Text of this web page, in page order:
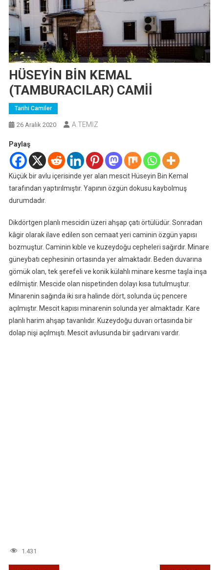
HÜSEYİN BİN KEMAL
(TAMBURACILAR) CAMİİ
Tarihi Camiler
26 Aralık 2020 A.TEMİZ
Paylaş
Küçük bir avlu içerisinde yer alan mescit Hüseyin Bin Kemal
tarafından yaptırılmıştır. Yapının özgün dokusu kaybolmuş
durumdadır.
Dikdörtgen planlı mescidin üzeri ahşap çatı örtülüdür. Sonradan
kâgir olarak ilave edilen son cemaat yeri caminin özgün yapısı
bozmuştur. Caminin kıble ve kuzeydoğu cepheleri sağırdır. Minare
güneybatı cephesinin ortasında yer almaktadır. Beden duvarına
gömük olan, tek şerefeli ve konik külahlı minare kesme taşla inşa
edilmiştir. Mescide olan nispetinden dolayı kısa tutulmuştur.
Minarenin sağında iki sıra halinde dört, solunda üç pencere
açılmıştır. Mescit kapısı minarenin solunda yer almaktadır. Kare
planlı harim ahşap tavanlıdır. Kuzeydoğu duvarı ortasında bir
dolap nişi açılmıştı. Mescit avlusunda bir şadırvanı vardır.
1.431